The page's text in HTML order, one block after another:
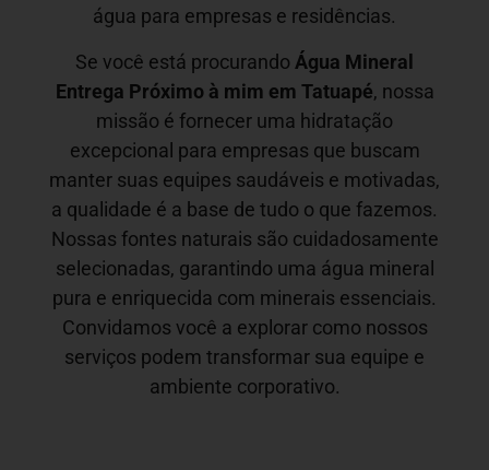
água para empresas e residências.
Se você está procurando Água Mineral
Entrega Próximo à mim em Tatuapé, nossa
missão é fornecer uma hidratação
excepcional para empresas que buscam
manter suas equipes saudáveis e motivadas,
a qualidade é a base de tudo o que fazemos.
Nossas fontes naturais são cuidadosamente
selecionadas, garantindo uma água mineral
pura e enriquecida com minerais essenciais.
Convidamos você a explorar como nossos
serviços podem transformar sua equipe e
ambiente corporativo.